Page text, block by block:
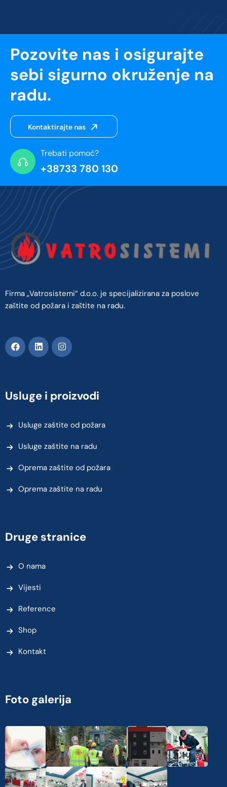
Pozovite nas i osigurajte
sebi sigurno okruženje na
radu.
Kontaktirajte nas
Trebati pomoć?
+38733 780 130
Firma „Vatrosistemi“ d.o.o. je specijalizirana za poslove
zaštite od požara i zaštite na radu.
Usluge i proizvodi
Usluge zaštite od požara
Usluge zaštite na radu
Oprema zaštite od požara
Oprema zaštite na radu
Druge stranice
O nama
Vijesti
Reference
Shop
Kontakt
Foto galerija